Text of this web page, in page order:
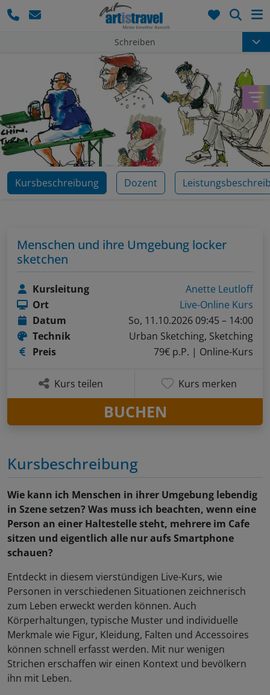
Schreiben
Kursbeschreibung Dozent
Kursbeschreibung
Wie kann ich Menschen in ihrer Umgebung lebendig
in Szene setzen? Was muss ich beachten, wenn eine
Person an einer Haltestelle steht, mehrere im Cafe
sitzen und eigentlich alle nur aufs Smartphone
schauen?
Entdeckt in diesem vierstündigen Live-Kurs, wie
Personen in verschiedenen Situationen zeichnerisch
zum Leben erweckt werden können. Auch
Körperhaltungen, typische Muster und individuelle
Merkmale wie Figur, Kleidung, Falten und Accessoires
können schnell erfasst werden. Mit nur wenigen
Strichen erschaffen wir einen Kontext und bevölkern
ihn mit Leben.
Menschen und ihre Umgebung locker
sketchen
Kursleitung
Anette Leutloff
Ort
Live-Online Kurs
Datum
So, 11.10.2026 09:45 – 14:00
Technik
Urban Sketching, Sketching
Preis
79€ p.P. | Online-Kurs
Kurs teilen Kurs merken
BUCHEN